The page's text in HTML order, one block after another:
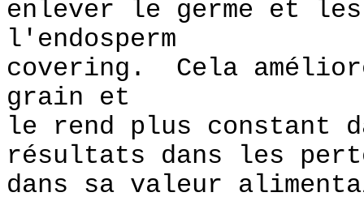
enlever le germe et
l'endosperm
covering. Cela
grain et
le rend plus constant
résultats dans les
dans sa valeur